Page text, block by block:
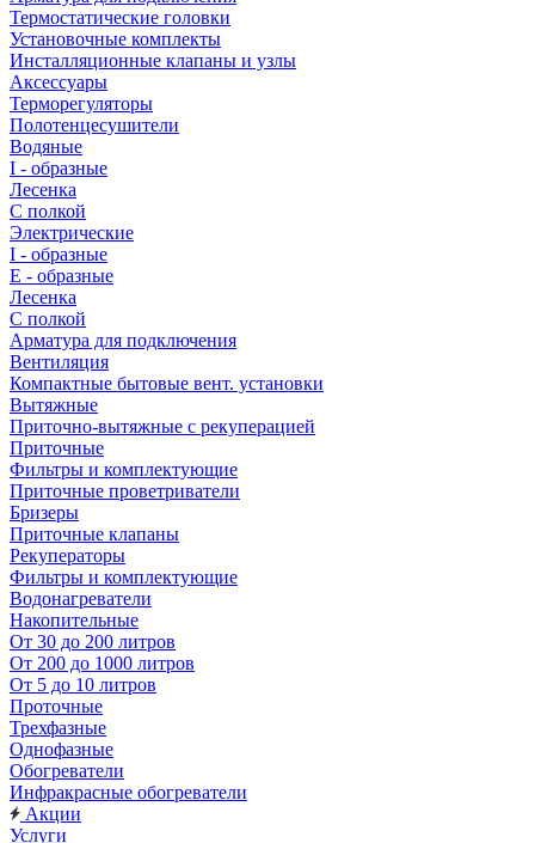
Термостатические головки
Установочные комплекты
Инсталляционные клапаны и узлы
Аксессуары
Терморегуляторы
Полотенцесушители
Водяные
I - образные
Лесенка
С полкой
Электрические
I - образные
E - образные
Лесенка
С полкой
Арматура для подключения
Вентиляция
Компактные бытовые вент. установки
Вытяжные
Приточно-вытяжные с рекуперацией
Приточные
Фильтры и комплектующие
Приточные проветриватели
Бризеры
Приточные клапаны
Рекуператоры
Фильтры и комплектующие
Водонагреватели
Накопительные
От 30 до 200 литров
От 200 до 1000 литров
От 5 до 10 литров
Проточные
Трехфазные
Однофазные
Обогреватели
Инфракрасные обогреватели
Акции
Услуги